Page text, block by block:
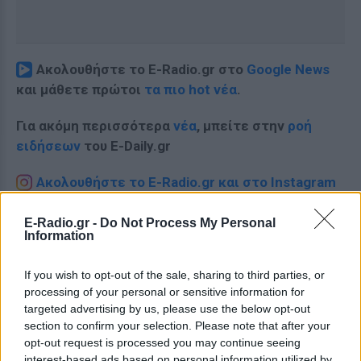
E-Radio.gr - Do Not Process My Personal
Information
If you wish to opt-out of the sale, sharing to third parties, or
processing of your personal or sensitive information for
targeted advertising by us, please use the below opt-out
section to confirm your selection. Please note that after your
opt-out request is processed you may continue seeing
Ακολουθήστε το E-Radio.gr στο Google News
και μάθετε πρώτοι τα πιο hot νέα.
Για ακόμη περισσότερα νέα, μπείτε στην ροή
ειδήσεων του E-Daily.gr
Ακολουθήστε το E-Radio.gr και στο Instagram